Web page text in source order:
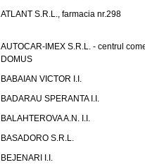
ATLANT S.R.L., farmacia nr.298
AUTOCAR-IMEX S.R.L. - centrul
DOMUS
BABAIAN VICTOR I.I.
BADARAU SPERANTA I.I.
BALAHTEROVA A.N. I.I.
BASADORO S.R.L.
BEJENARI I.I.